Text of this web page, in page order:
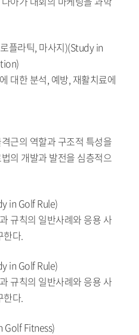
플라틱, 마사지)(Study in
대한 분석, 예방, 재활치료에
근의 역할과 구조적 특성을
의 개발과 발전을 심층적으
in Golf Rule)
규칙의 일반사례와 응용 사
다.
in Golf Rule)
규칙의 일반사례와 응용 사
다.
Golf Fitness)